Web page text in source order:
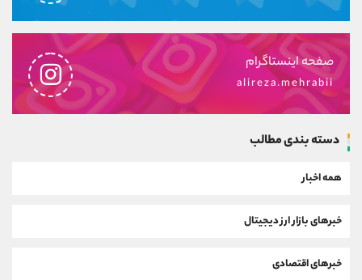
صفحه اینستاگرام
alireza.mehrabii
دسته بندی مطالب
همه اخبار
خبرهای بازار ارز دیجیتال
خبرهای اقتصادی